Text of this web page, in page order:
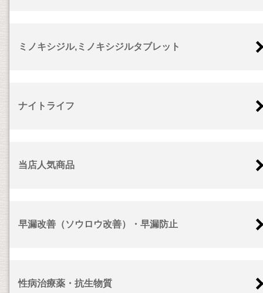
ミノキシジル,ミノキシジルタブレット
ナイトライフ
当店人気商品
早漏改善（ソウロウ改善）・早漏防止
性病治療薬・抗生物質